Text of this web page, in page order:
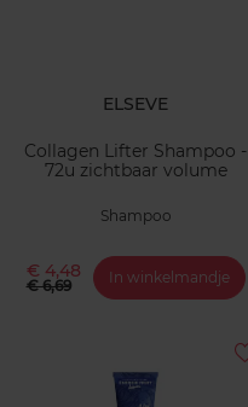
ELSEVE
Collagen Lifter Shampoo -
72u zichtbaar volume
Shampoo
€ 4,48
€ 6,69 In winkelmandje